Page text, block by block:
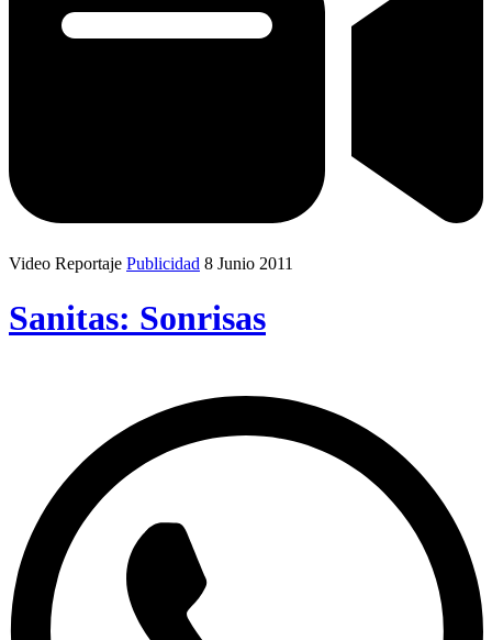
Video Reportaje Publicidad 8 Junio 2011
Sanitas: Sonrisas